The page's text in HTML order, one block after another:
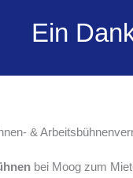
Ein
&
bei Moog zum